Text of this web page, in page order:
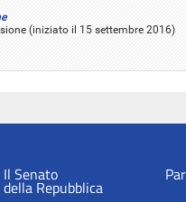
(iniziato il 15 settembre 2016)
Il Senato
della Repubblica